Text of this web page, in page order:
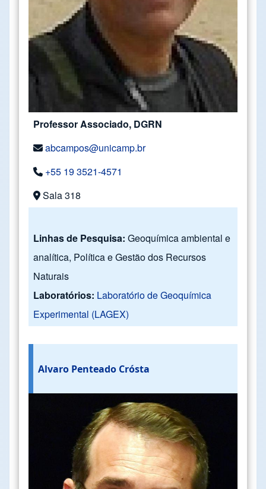
Professor Associado, DGRN
abcampos@unicamp.br
+55 19 3521-4571
Sala 318
Linhas de Pesquisa: Geoquímica ambiental e
analítica, Política e Gestão dos Recursos
Naturais
Laboratórios: Laboratório de Geoquímica
Experimental (LAGEX)
Alvaro Penteado Crósta